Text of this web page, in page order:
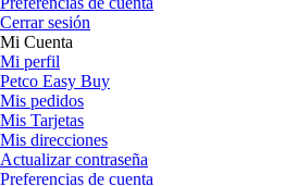
Cerrar sesión
Mi Cuenta
Mi perfil
Petco Easy Buy
Mis pedidos
Mis Tarjetas
Mis direcciones
Actualizar contraseña
Preferencias de cuenta